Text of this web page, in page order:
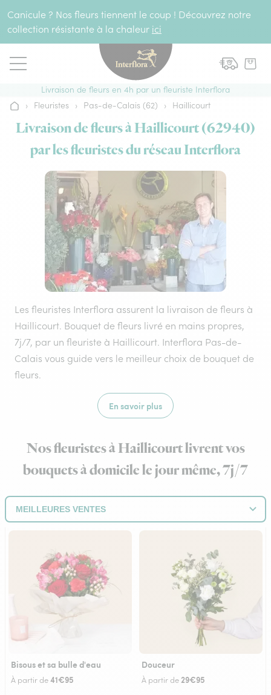
Canicule ? Nos fleurs tiennent le coup ! Découvrez notre
collection résistante à la chaleur ici
Livraison de fleurs en 4h par un fleuriste Interflora
Accueil
› Fleuristes › Pas-de-Calais (62) › Haillicourt
Livraison de fleurs à Haillicourt (62940)
par les fleuristes du réseau Interflora
Les fleuristes Interflora assurent la livraison de fleurs à
Haillicourt. Bouquet de fleurs livré en mains propres,
7j/7, par un fleuriste à Haillicourt. Interflora Pas-de-
Calais vous guide vers le meilleur choix de bouquet de
fleurs.
En savoir plus
Nos fleuristes à Haillicourt livrent vos
bouquets à domicile le jour même, 7j/7
Bisous et sa bulle d'eau
À partir de41€95
Douceur
À partir de29€95